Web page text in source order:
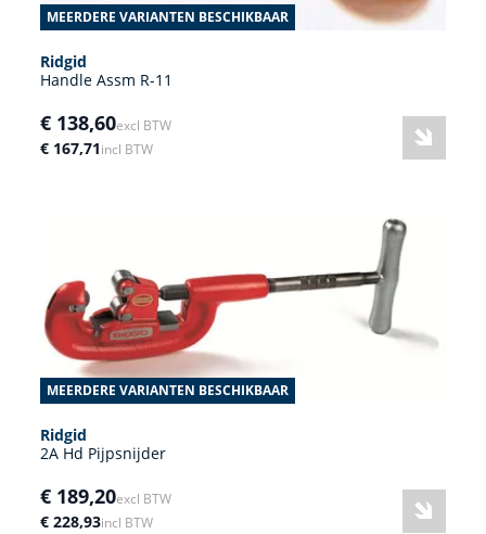
MEERDERE VARIANTEN BESCHIKBAAR
Ridgid
Handle Assm R-11
€ 138,60excl BTW
€ 167,71incl BTW
MEERDERE VARIANTEN BESCHIKBAAR
Ridgid
2A Hd Pijpsnijder
€ 189,20excl BTW
€ 228,93incl BTW